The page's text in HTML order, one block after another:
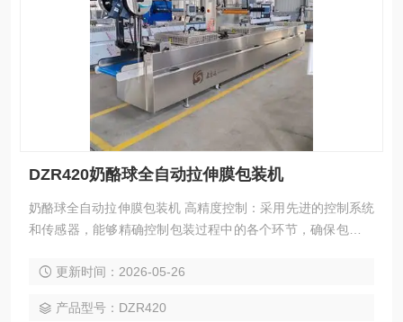
DZR420奶酪球全自动拉伸膜包装机
奶酪球全自动拉伸膜包装机 高精度控制：采用先进的控制系统
和传感器，能够精确控制包装过程中的各个环节，确保包装质
更新时间：2026-05-26
产品型号：DZR420